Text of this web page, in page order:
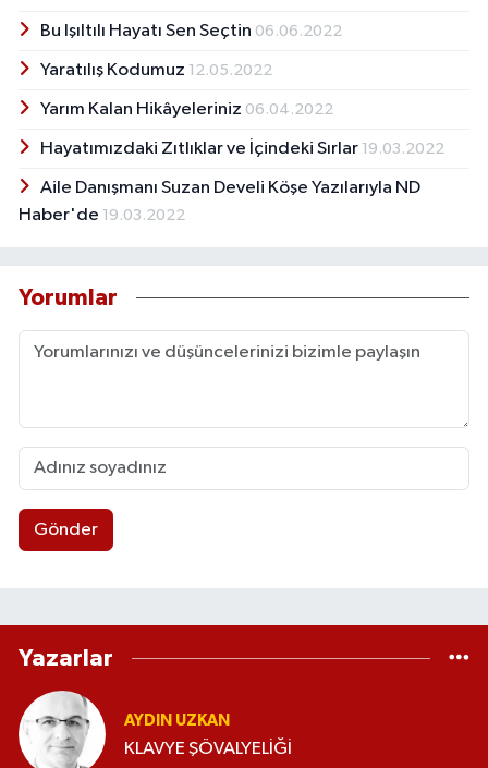
Bu Işıltılı Hayatı Sen Seçtin 06.06.2022
Yaratılış Kodumuz 12.05.2022
Yarım Kalan Hikâyeleriniz 06.04.2022
Hayatımızdaki Zıtlıklar ve İçindeki Sırlar 19.03.2022
Aile Danışmanı Suzan Develi Köşe Yazılarıyla ND
Haber'de 19.03.2022
Yorumlar
Gönder
Yazarlar
AYDIN UZKAN
KLAVYE ŞÖVALYELİĞİ